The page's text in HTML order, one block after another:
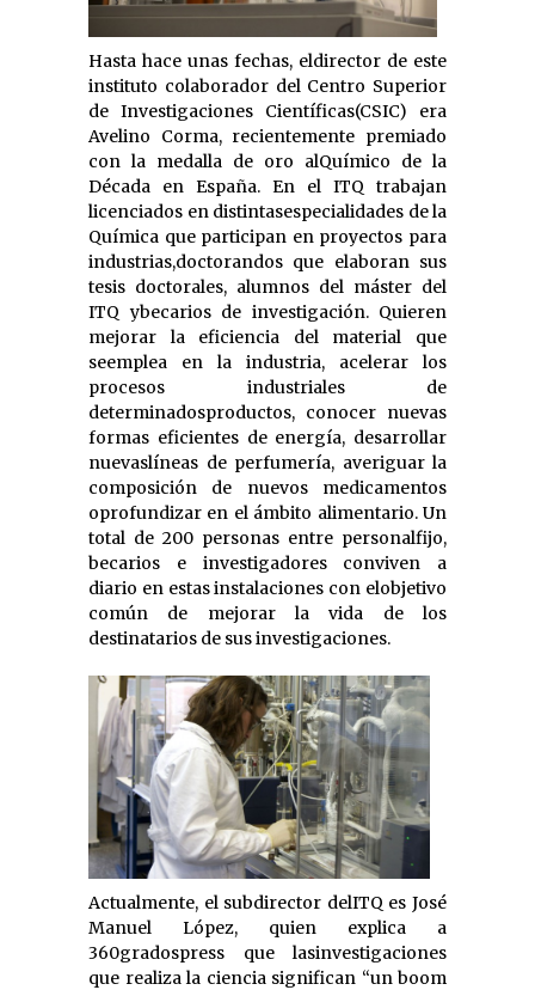
Hasta hace unas fechas, eldirector de este
instituto colaborador del Centro Superior
de Investigaciones Científicas(CSIC) era
Avelino Corma, recientemente premiado
con la medalla de oro alQuímico de la
Década en España. En el ITQ trabajan
licenciados en distintasespecialidades de la
Química que participan en proyectos para
industrias,doctorandos que elaboran sus
tesis doctorales, alumnos del máster del
ITQ ybecarios de investigación. Quieren
mejorar la eficiencia del material que
seemplea en la industria, acelerar los
procesos industriales de
determinadosproductos, conocer nuevas
formas eficientes de energía, desarrollar
nuevaslíneas de perfumería, averiguar la
composición de nuevos medicamentos
oprofundizar en el ámbito alimentario. Un
total de 200 personas entre personalfijo,
becarios e investigadores conviven a
diario en estas instalaciones con elobjetivo
común de mejorar la vida de los
destinatarios de sus investigaciones.
Actualmente, el subdirector delITQ es José
Manuel López, quien explica a
360gradospress que lasinvestigaciones
que realiza la ciencia significan “un boom